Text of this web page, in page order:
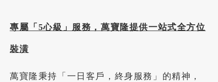
專屬「5心級」服務，萬寶隆提供一站式全方位
裝潢
萬寶隆秉持「一日客戶，終身服務」的精神，